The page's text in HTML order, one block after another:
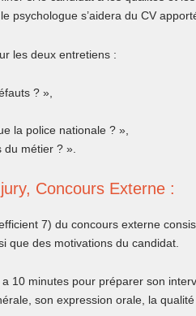
psychologue s’aidera du CV
les deux entretiens :
? »,
la police nationale ? »,
du métier ? ».
Concours Externe :
7) du concours externe
que des motivations du candidat.
10 minutes pour préparer son
son expression orale, la